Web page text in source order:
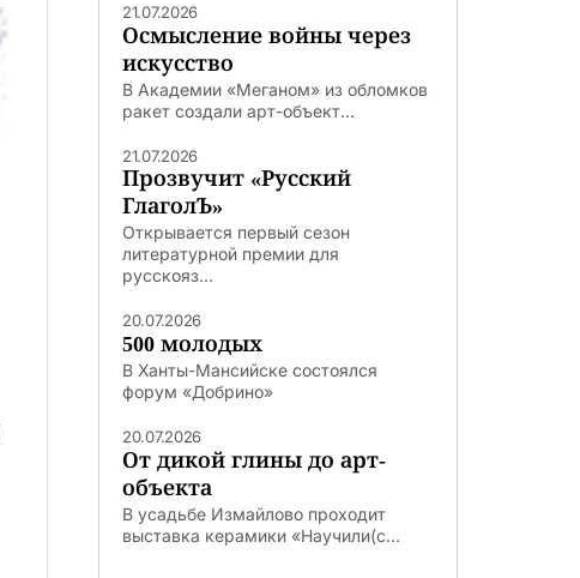
21.07.2026
Осмысление войны через
искусство
В Академии «Меганом» из обломков
ракет создали арт-объект...
21.07.2026
Прозвучит «Русский
ГлаголЪ»
Открывается первый сезон
литературной премии для
русскояз...
20.07.2026
500 молодых
В Ханты-Мансийске состоялся
форум «Добрино»
20.07.2026
От дикой глины до арт-
объекта
В усадьбе Измайлово проходит
выставка керамики «Научили(с...